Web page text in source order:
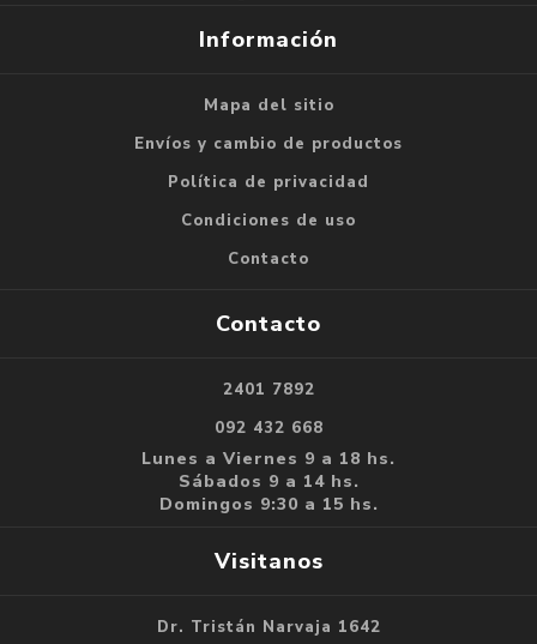
Información
Mapa del sitio
Envíos y cambio de productos
Política de privacidad
Condiciones de uso
Contacto
Contacto
2401 7892
092 432 668
Lunes a Viernes 9 a 18 hs.
Sábados 9 a 14 hs.
Domingos 9:30 a 15 hs.
Visitanos
Dr. Tristán Narvaja 1642